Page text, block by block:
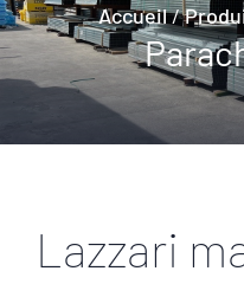
Accueil/
Lazzari